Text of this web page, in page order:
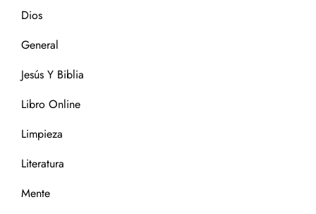
Dios
General
Jesús Y Biblia
Libro Online
Limpieza
Literatura
Mente